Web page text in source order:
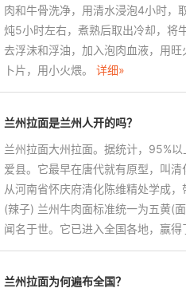
肉和牛骨洗净，用清水浸泡4小时，
炖5小时左右，煮熟后取出冷却，将
去浮沫和浮油，加入泡肉血液，用
卜片，用小火煨。 详细»
兰州拉面是兰州人开的吗？
兰州拉面大州拉面。据统计，95%
爱县。它最早在唐代就有原型，叫
从河南省怀庆府清化陈维精处学成
(辣子) 兰州牛肉面标准统一为五黄(
闻名于世。它已进入全国各地，赢
兰州拉面为何遍布全国？